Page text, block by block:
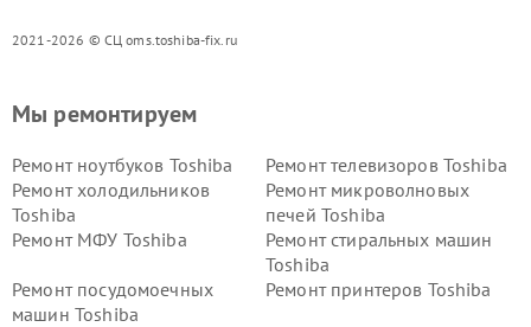
2021-2026 © СЦ oms.toshiba-fix.ru
Мы ремонтируем
Ремонт ноутбуков Toshiba
Ремонт телевизоров Toshiba
Ремонт холодильников
Toshiba
Ремонт микроволновых
печей Toshiba
Ремонт МФУ Toshiba
Ремонт стиральных машин
Toshiba
Ремонт посудомоечных
машин Toshiba
Ремонт принтеров Toshiba